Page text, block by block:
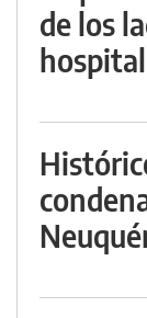
de los
hospital